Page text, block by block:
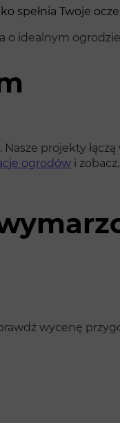
spełnia Twoje
o idealnym
projekty
ogrodów i
wycenę